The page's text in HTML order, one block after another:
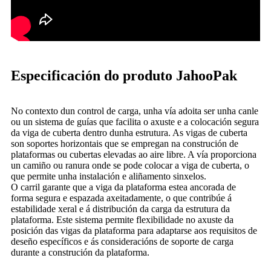
Especificación do produto JahooPak
No contexto dun control de carga, unha vía adoita ser unha canle
ou un sistema de guías que facilita o axuste e a colocación segura
da viga de cuberta dentro dunha estrutura. As vigas de cuberta
son soportes horizontais que se empregan na construción de
plataformas ou cubertas elevadas ao aire libre. A vía proporciona
un camiño ou ranura onde se pode colocar a viga de cuberta, o
que permite unha instalación e aliñamento sinxelos.
O carril garante que a viga da plataforma estea ancorada de
forma segura e espazada axeitadamente, o que contribúe á
estabilidade xeral e á distribución da carga da estrutura da
plataforma. Este sistema permite flexibilidade no axuste da
posición das vigas da plataforma para adaptarse aos requisitos de
deseño específicos e ás consideracións de soporte de carga
durante a construción da plataforma.